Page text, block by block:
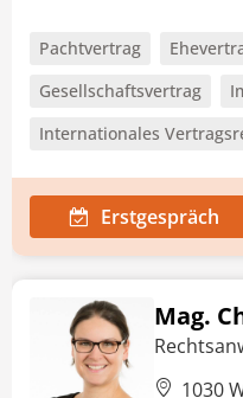
Pachtvertrag
Gesellschaftsvertrag
Internationales
Erstgespräch
Mag.
1030